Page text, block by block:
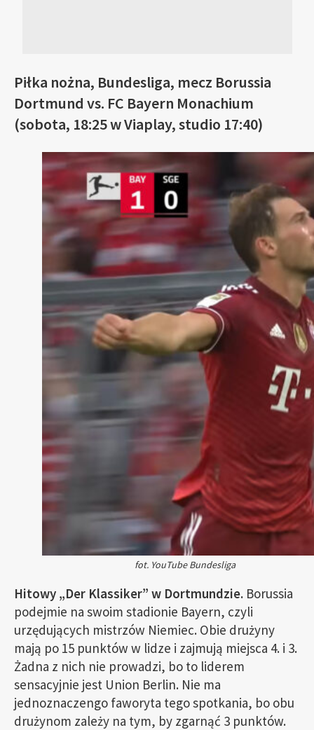
Piłka nożna, Bundesliga, mecz Borussia
Dortmund vs. FC Bayern Monachium
(sobota, 18:25 w Viaplay, studio 17:40)
fot. YouTube Bundesliga
Hitowy „Der Klassiker” w Dortmundzie. Borussia
podejmie na swoim stadionie Bayern, czyli
urzędujących mistrzów Niemiec. Obie drużyny
mają po 15 punktów w lidze i zajmują miejsca 4. i 3.
Żadna z nich nie prowadzi, bo to liderem
sensacyjnie jest Union Berlin. Nie ma
jednoznaczengo faworyta tego spotkania, bo obu
drużynom zależy na tym, by zgarnąć 3 punktów.